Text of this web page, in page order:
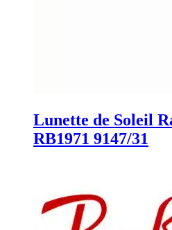
Lunette de Soleil
RB1971 9147/31